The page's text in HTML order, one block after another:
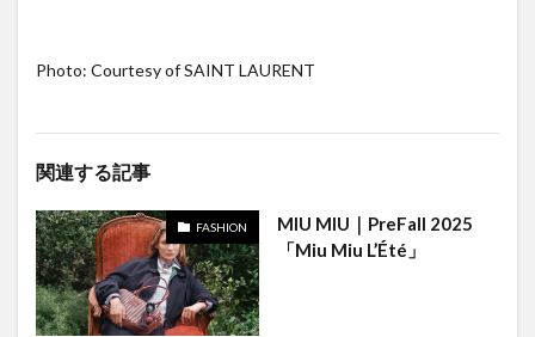
Photo: Courtesy of SAINT LAURENT
関連する記事
FASHION
MIU MIU｜PreFall 2025
「Miu Miu L’Été」